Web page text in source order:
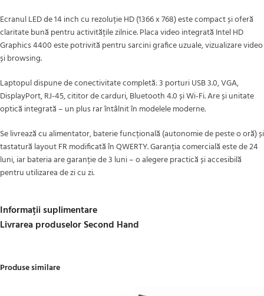
Ecranul LED de 14 inch cu rezoluție HD (1366 x 768) este compact și oferă
claritate bună pentru activitățile zilnice. Placa video integrată Intel HD
Graphics 4400 este potrivită pentru sarcini grafice uzuale, vizualizare video
și browsing.
Laptopul dispune de conectivitate completă: 3 porturi USB 3.0, VGA,
DisplayPort, RJ-45, cititor de carduri, Bluetooth 4.0 și Wi-Fi. Are și unitate
optică integrată – un plus rar întâlnit în modelele moderne.
Se livrează cu alimentator, baterie funcțională (autonomie de peste o oră) și
tastatură layout FR modificată în QWERTY. Garanția comercială este de 24
luni, iar bateria are garanție de 3 luni – o alegere practică și accesibilă
pentru utilizarea de zi cu zi.
Informații suplimentare
Livrarea produselor Second Hand
Produse similare